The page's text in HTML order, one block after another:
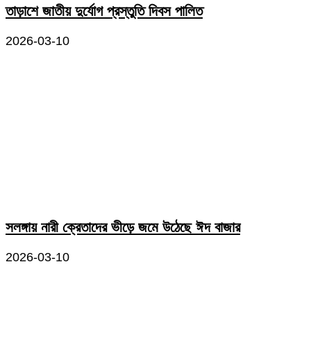
তাড়াশে জাতীয় দুর্যোগ প্রস্তুতি দিবস পালিত
2026-03-10
সলঙ্গায় নারী ক্রেতাদের ভীড়ে জমে উঠেছে ঈদ বাজার
2026-03-10